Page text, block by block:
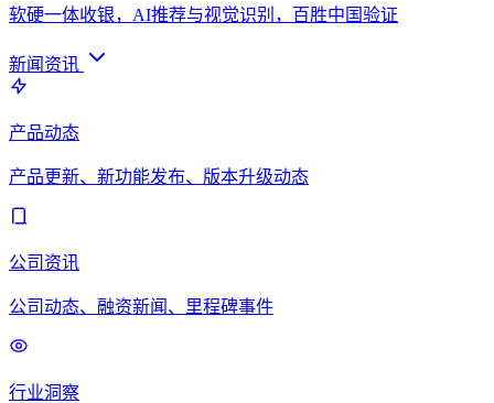
软硬一体收银，AI推荐与视觉识别，百胜中国验证
新闻资讯
产品动态
产品更新、新功能发布、版本升级动态
公司资讯
公司动态、融资新闻、里程碑事件
行业洞察